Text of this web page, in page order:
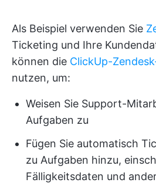
Als Beispiel verwenden Sie
Ticketing und Ihre
können die ClickUp-
nutzen, um:
Weisen Sie Support-
Aufgaben zu
Fügen Sie automatisch
zu Aufgaben hinzu,
Fälligkeitsdaten und